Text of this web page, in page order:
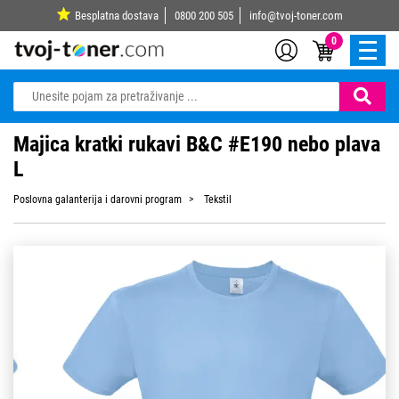
Besplatna dostava 0800 200 505 info@tvoj-toner.com
0
Majica kratki rukavi B&C #E190 nebo plava
L
Poslovna galanterija i darovni program Tekstil